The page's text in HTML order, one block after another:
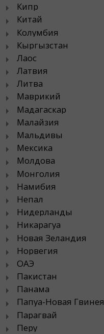
Кипр
Китай
Колумбия
Кыргызстан
Лаос
Латвия
Литва
Маврикий
Мадагаскар
Малайзия
Мальдивы
Мексика
Молдова
Монголия
Намибия
Непал
Нидерланды
Никарагуа
Новая Зеландия
Норвегия
ОАЭ
Пакистан
Панама
Папуа-Новая Гвинея
Парагвай
Перу